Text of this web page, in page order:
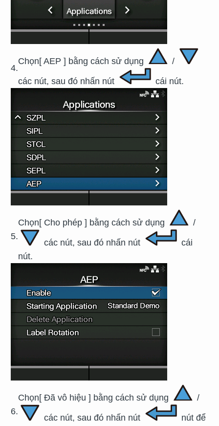
4.
Chọn[ AEP ] bằng cách sử dụng /
các nút, sau đó nhấn nút cái nút.
5.
Chọn[ Cho phép ] bằng cách sử dụng /
các nút, sau đó nhấn nút
cái
nút.
6.
Chọn[ Đã vô hiệu ] bằng cách sử dụng /
các nút, sau đó nhấn nút
nút để